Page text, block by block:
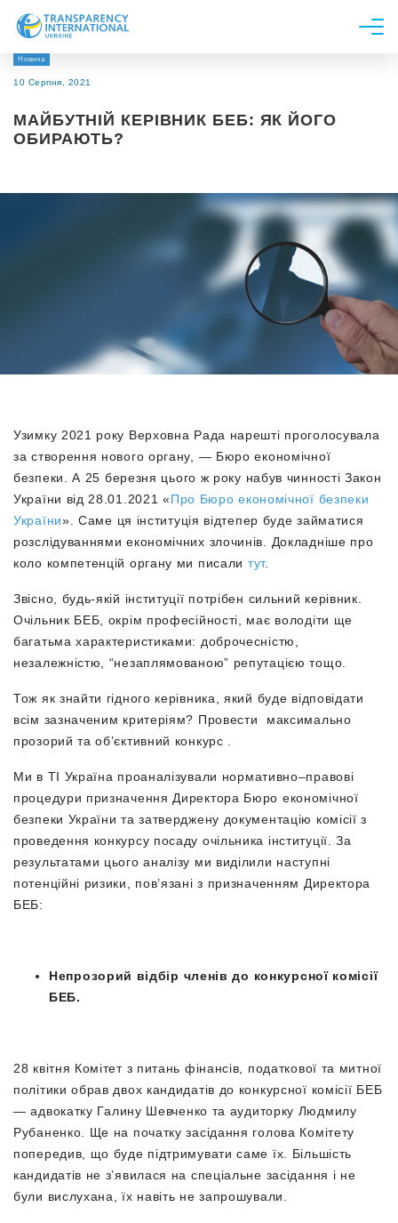
Про нас
Дослідження
Долучитися
Новина
10 Серпня, 2021
МАЙБУТНІЙ КЕРІВНИК БЕБ: ЯК ЙОГО
ОБИРАЮТЬ?
Узимку 2021 року Верховна Рада нарешті проголосувала
за створення нового органу, — Бюро економічної
безпеки. А 25 березня цього ж року набув чинності Закон
України від 28.01.2021 «Про Бюро економічної безпеки
України».Саме ця інституція відтепер буде займатися
розслідуваннями економічних злочинів. Докладніше про
коло компетенцій органу ми писали тут.
Звісно, будь-якій інституції потрібен сильний керівник.
Очільник БЕБ, окрім професійності, має володіти ще
багатьма характеристиками: доброчесністю,
незалежністю, “незаплямованою” репутацією тощо.
Тож як знайти гідного керівника, який буде відповідати
всім зазначеним критеріям? Провести максимально
прозорий та об’єктивний конкурс .
Ми в ТІ Україна проаналізували нормативно–правові
процедури призначення Директора Бюро економічної
безпеки України та затверджену документацію комісії з
проведення конкурсу посаду очільника інституції. За
результатами цього аналізу ми виділили наступні
потенційні ризики, пов’язані з призначенням Директора
БЕБ:
Непрозорий відбір членів до конкурсної комісії
БЕБ.
28 квітня Комітет з питань фінансів, податкової та митної
політики обрав двох кандидатів до конкурсної комісії БЕБ
— адвокатку Галину Шевченко та аудиторку Людмилу
Рубаненко. Ще на початку засідання голова Комітету
попередив, що буде підтримувати саме їх. Більшість
кандидатів не з’явилася на спеціальне засідання і не
були вислухана, їх навіть не запрошували.